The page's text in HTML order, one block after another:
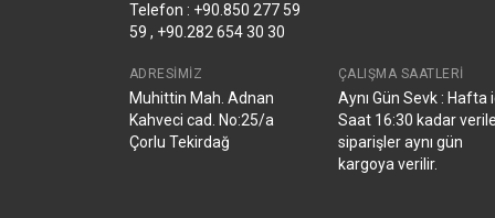
Telefon : +90.850 277 59
59 , +90.282 654 30 30
ADRESIMIZ
Muhittin Mah. Adnan
Kahveci cad. No:25/a
Çorlu Tekirdağ
ÇALIŞMA SAATLERI
Aynı Gün Sevk : Hafta
Saat 16:30 kadar
siparişler aynı gün
kargoya verilir.